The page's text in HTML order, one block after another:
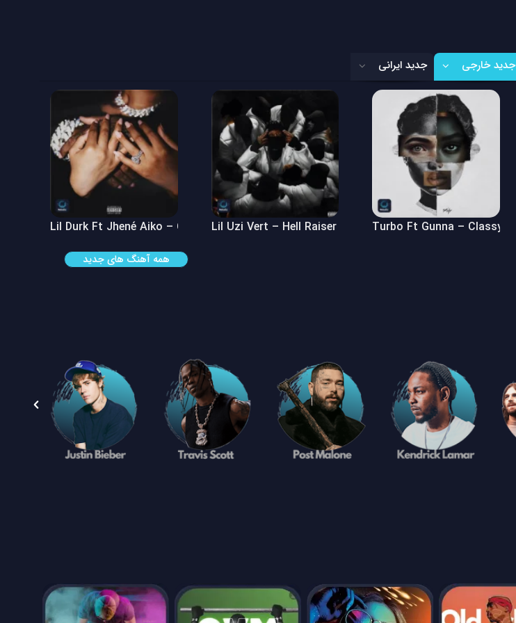
جدید خارجی جدید ایرانی
Turbo Ft Gunna – Classy Girl
Lil Uzi Vert – Hell Raiser (Freestyle)
Lil Durk Ft Jhené Aiko – Can’t Hide It
همه آهنگ های جدید